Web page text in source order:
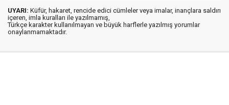
UYARI: Küfür, hakaret, rencide edici cümleler veya imalar, inançlara saldırı
içeren, imla kuralları ile yazılmamış,
Türkçe karakter kullanılmayan ve büyük harflerle yazılmış yorumlar
onaylanmamaktadır.